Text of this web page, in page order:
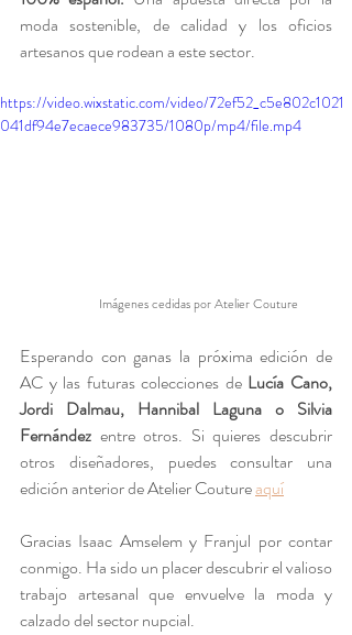
moda sostenible, de calidad y los oficios
artesanos que rodean a este sector.
https://video.wixstatic.com/video/72ef52_c5e802c1021
041df94e7ecaece983735/1080p/mp4/file.mp4
Imágenes cedidas por Atelier Couture
Esperando con ganas la próxima edición de
AC y las futuras colecciones de Lucía Cano,
Jordi Dalmau, Hannibal Laguna o Silvia
Fernández entre otros. Si quieres descubrir
otros diseñadores, puedes consultar una
edición anterior de Atelier Couture aquí
Gracias Isaac Amselem y Franjul por contar
conmigo. Ha sido un placer descubrir el valioso
trabajo artesanal que envuelve la moda y
calzado del sector nupcial.